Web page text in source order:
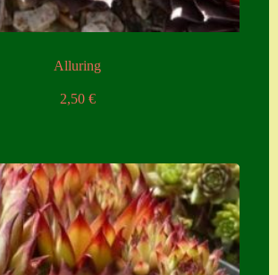
Alluring
2,50 €